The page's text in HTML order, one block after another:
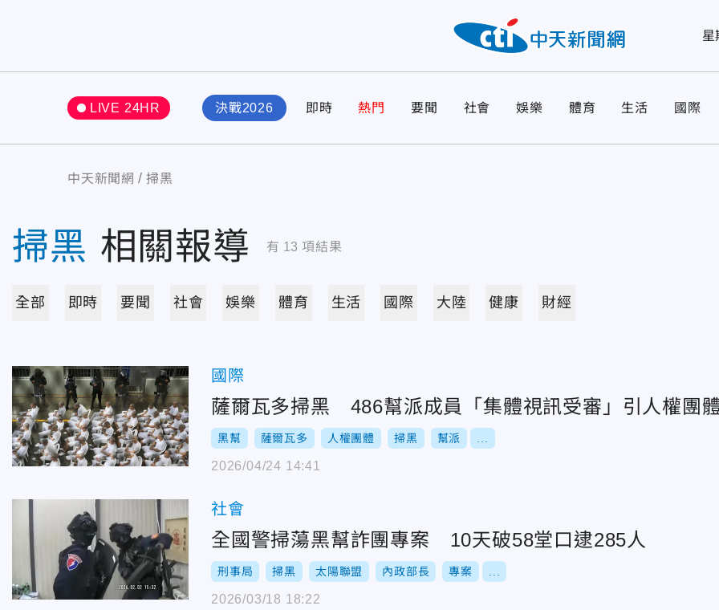
星
LIVE 24HR 決戰2026 即時 熱門 要聞 社會 娛樂 體育 生活 國際
中天新聞網 掃黑
掃黑 相關報導 有 13 項結果
全部 即時 要聞 社會 娛樂 體育 生活 國際 大陸 健康 財經
國際
薩爾瓦多掃黑 486幫派成員「集體視訊受審」引人權團
黑幫 薩爾瓦多 人權團體 掃黑 幫派
2026/04/24 14:41
社會
全國警掃蕩黑幫詐團專案 10天破58堂口逮285人
刑事局 掃黑 太陽聯盟 內政部長 專案
2026/03/18 18:22